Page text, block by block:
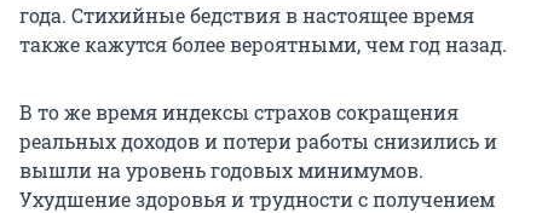
года. Стихийные бедствия в настоящее время
также кажутся более вероятными, чем год назад.
В то же время индексы страхов сокращения
реальных доходов и потери работы снизились и
вышли на уровень годовых минимумов.
Ухудшение здоровья и трудности с получением